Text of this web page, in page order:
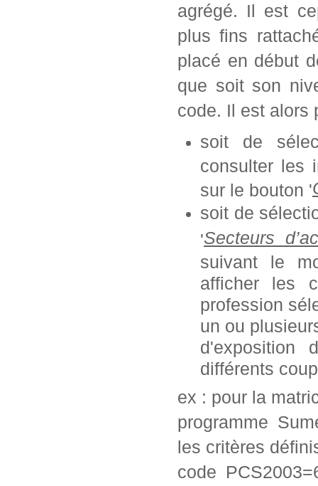
agrégé. Il est
plus fins
placé en début
que soit son
code. Il est alors
soit de
consulter les
sur le bouton '
soit de
'Secteurs
suivant le
afficher les
profession
un ou
d'exposition
différents
ex : pour la
programme
les critères
code